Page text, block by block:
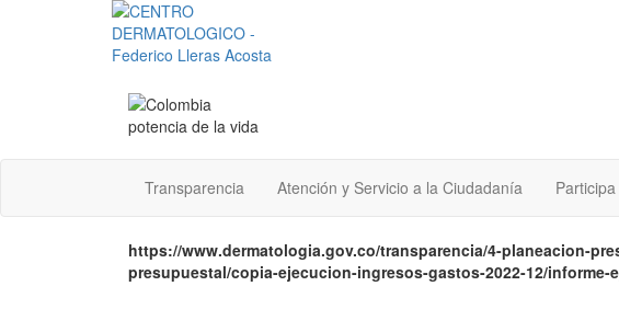
Transparencia Atención y Servicio a la Ciudadanía Participa
https://www.dermatologia.gov.co/transparencia/4-planeacion-
presupuestal/copia-ejecucion-ingresos-gastos-2022-12/